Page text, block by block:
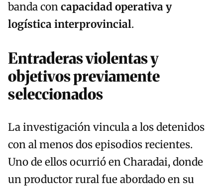
banda concapacidad operativa y
logística interprovincial.
Entraderas violentas y
objetivos previamente
seleccionados
La investigación vincula a los detenidos
con al menos dos episodios recientes.
Uno de ellos ocurrió en Charadai, donde
un productor rural fue abordado en su